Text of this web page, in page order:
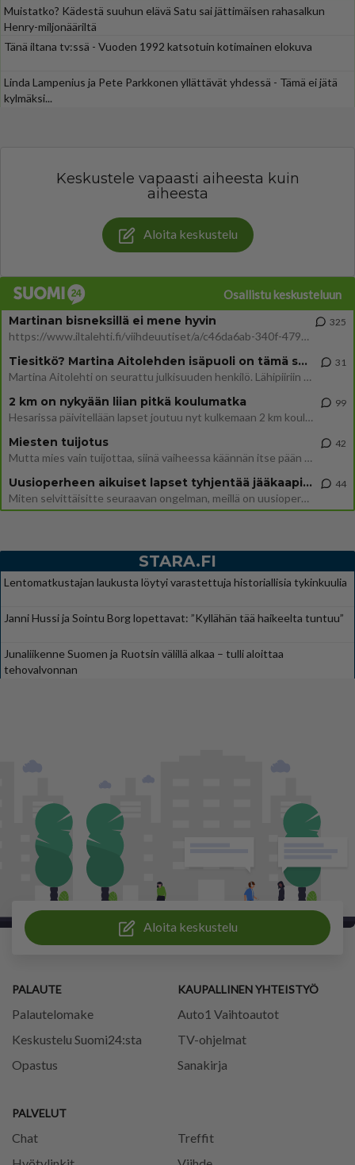
Muistatko? Kädestä suuhun elävä Satu sai jättimäisen rahasalkun
Henry-miljonääriltä
Tänä iltana tv:ssä - Vuoden 1992 katsotuin kotimainen elokuva
Linda Lampenius ja Pete Parkkonen yllättävät yhdessä - Tämä ei jätä
kylmäksi...
Keskustele vapaasti aiheesta kuin
aiheesta
Aloita keskustelu
Osallistu keskusteluun
Martinan bisneksillä ei mene hyvin
https://www.iltalehti.fi/viihdeuutiset/a/c46da6ab-340f-4790-aaa7-0865eed2336 Yrityksen konkurssihakemus on tullut kärä
325
Tiesitkö? Martina Aitolehden isäpuoli on tämä suosittu laulaja
Martina Aitolehti on seurattu julkisuuden henkilö. Lähipiiriin mahtuu muitakin tunnettuja henkilöitä. Tiesitkö, että Ma
31
2 km on nykyään liian pitkä koulumatka
Hesarissa päivitellään lapset joutuu nyt kulkemaan 2 km kouluun jösses. Ruostefillarilla tuo matka menee vaikka miten äk
99
Miesten tuijotus
Mutta mies vain tuijottaa, siinä vaiheessa käännän itse pään pois. Mikä juttu? Yleensä jos joku tuijottaa tai katsoo, hä
42
Uusioperheen aikuiset lapset tyhjentää jääkaapin käydessään
Miten selvittäisitte seuraavan ongelman, meillä on uusioperhe, minulla teini-ikäiset lapset ja puolisolla aikuiset, jotk
44
STARA.FI
Lentomatkustajan laukusta löytyi varastettuja historiallisia tykinkuulia
Janni Hussi ja Sointu Borg lopettavat: ”Kyllähän tää haikeelta tuntuu”
Junaliikenne Suomen ja Ruotsin välillä alkaa – tulli aloittaa
tehovalvonnan
Aloita keskustelu
PALAUTE
Palautelomake
Keskustelu Suomi24:sta
Opastus
PALVELUT
Chat
Treffit
KAUPALLINEN YHTEISTYÖ
Auto1 Vaihtoautot
TV-ohjelmat
Sanakirja